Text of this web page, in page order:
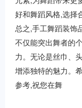
好和舞蹈风格,选择
总之,手工舞蹈装饰
不仅能突出舞者的
力。无论是丝巾、
增添独特的魅力。
参考,祝您在舞